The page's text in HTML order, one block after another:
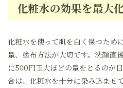
化粧水の効果を最大
化粧水を使って肌を白く保つため
量、塗布方法が大切です。洗顔直
に500円玉大ほどの量をとるのが
合は、化粧水を十分に染み込ませ